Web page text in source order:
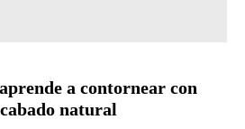
a contornear con
natural